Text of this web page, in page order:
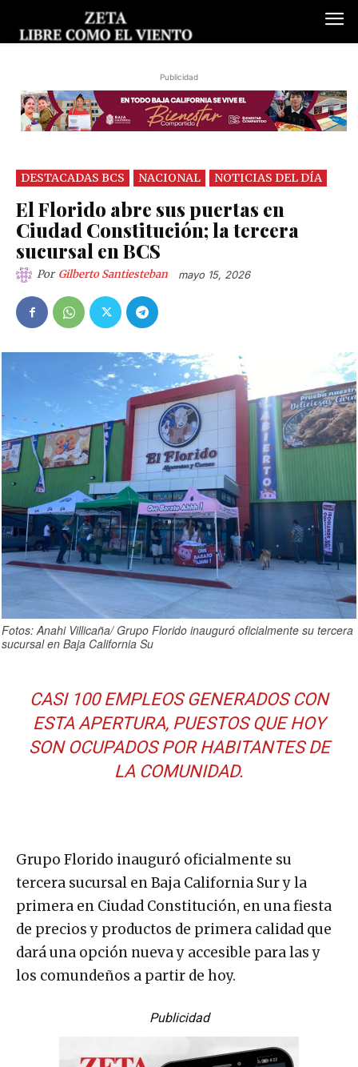
Publicidad
DESTACADAS BCS NACIONAL NOTICIAS DEL DÍA
El Florido abre sus puertas en
Ciudad Constitución; la tercera
sucursal en BCS
Por Gilberto Santiesteban mayo 15, 2026
Fotos: Anahi Villicaña/ Grupo Florido inauguró oficialmente su tercera
sucursal en Baja California Su
CASI 100 EMPLEOS GENERADOS CON
ESTA APERTURA, PUESTOS QUE HOY
SON OCUPADOS POR HABITANTES DE
LA COMUNIDAD.
Grupo Florido inauguró oficialmente su
tercera sucursal en Baja California Sur y la
primera en Ciudad Constitución, en una fiesta
de precios y productos de primera calidad que
dará una opción nueva y accesible para las y
los comundeños a partir de hoy.
Publicidad